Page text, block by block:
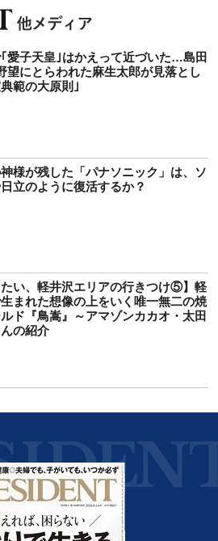
愛子天皇｣はかえって近づいた…島田
望にとらわれた麻生太郎が見落とし
範の大原則｣
様が残した「パナソニック」は、ソ
立のように復活するか？
たい、軽井沢エリアの行きつけ⑤】軽
まれた想像の上をいく唯一無二の焼
ド『鳥嵩』～アマゾンカカオ・太田
の紹介